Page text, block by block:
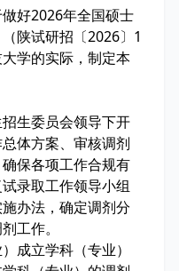
好2026年全国硕士
陕试研招〔2026〕1
学的实际，制定本
招生委员会领导下开
体方案、审核调剂
保各项工作合规有
录取工作领导小组
办法，确定调剂分
工作。
成立学科（专业）